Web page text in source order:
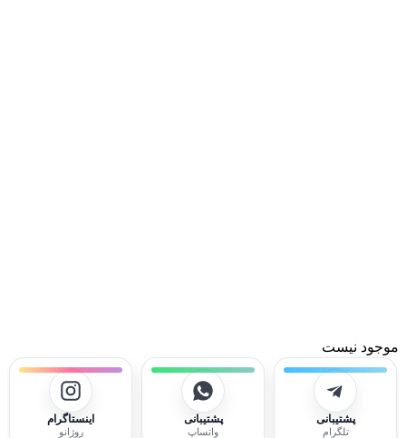
موجود نیست
پشتیبانی
تلگرام
پشتیبانی
واتساپ
اینستاگرام
روژانو